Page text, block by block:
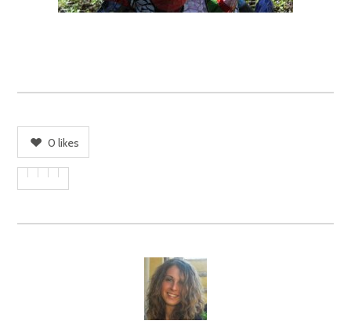
0 likes